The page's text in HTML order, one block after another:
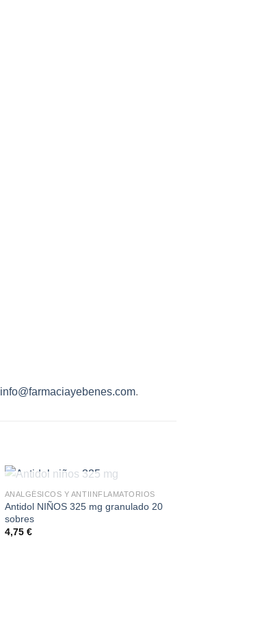
info@farmaciayebenes.com.
SIN EXISTENCIAS
ANALGÉSICOS Y ANTIINFLAMATORIOS
Antidol NIÑOS 325 mg granulado 20
sobres
4,75 €